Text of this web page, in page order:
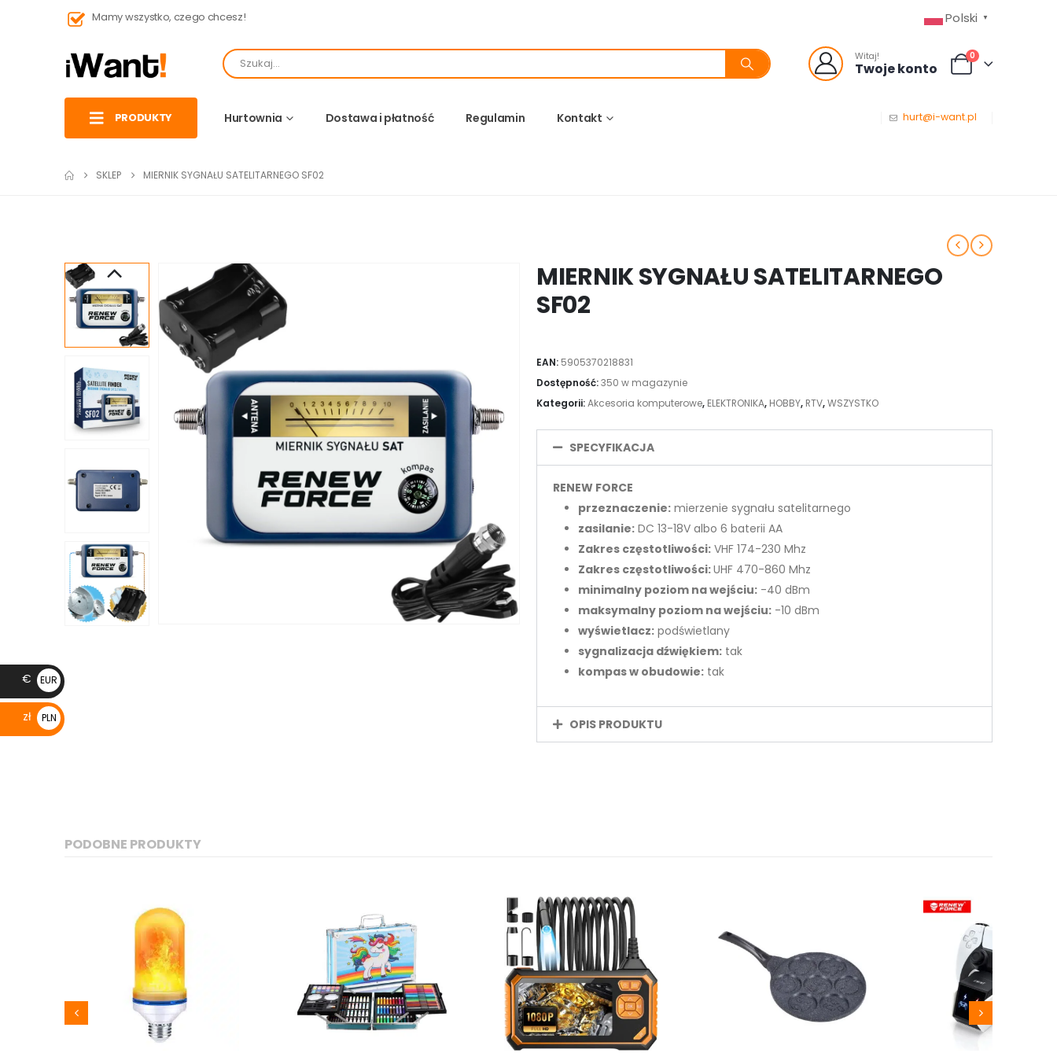
Mamy wszystko, czego chcesz! Polski ▼
Witaj!
Twoje konto
0
PRODUKTY Hurtownia Dostawa i płatność Regulamin Kontakt hurt@i-want.pl
SKLEP MIERNIK SYGNAŁU SATELITARNEGO SF02
MIERNIK SYGNAŁU SATELITARNEGO
SF02
EAN: 5905370218831
Dostępność:350 w magazynie
Kategorii:Akcesoria komputerowe, ELEKTRONIKA, HOBBY, RTV,WSZYSTKO
SPECYFIKACJA
RENEW FORCE
przeznaczenie: mierzenie sygnału satelitarnego
zasilanie: DC 13-18V albo 6 baterii AA
Zakres częstotliwości: VHF 174-230 Mhz
Zakres częstotliwości:UHF 470-860 Mhz
minimalny poziom na wejściu: -40 dBm
maksymalny poziom na wejściu: -10 dBm
wyświetlacz: podświetlany
sygnalizacja dźwiękiem: tak
kompas w obudowie: tak
OPIS PRODUKTU
PODOBNE PRODUKTY
€
EUR
€
zł
PLN
zł